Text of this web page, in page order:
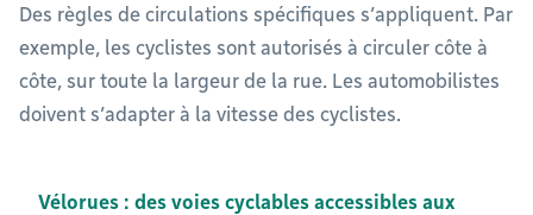
Des règles de circulations spécifiques s’appliquent. Par
exemple, les cyclistes sont autorisés à circuler côte à
côte, sur toute la largeur de la rue. Les automobilistes
doivent s’adapter à la vitesse des cyclistes.
Vélorues : des voies cyclables accessibles aux